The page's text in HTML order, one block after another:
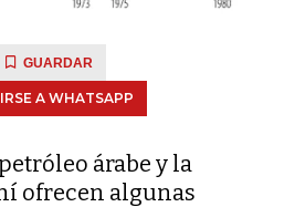
GUARDAR
A WHATSAPP
árabe y la
ofrecen algunas